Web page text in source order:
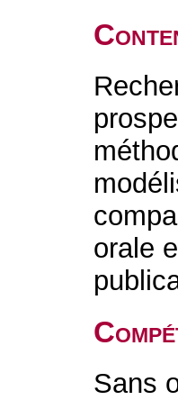
orale
Sans